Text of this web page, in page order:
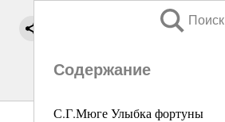
Поиск
Содержание
С.Г.Мюге Улыбка фортуны